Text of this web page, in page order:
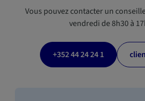
Vous pouvez contacter un
vendredi de 8h30 à
+352 44 24 24 1